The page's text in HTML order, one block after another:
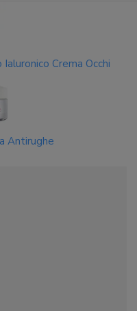
Crema Occhi
Antirughe